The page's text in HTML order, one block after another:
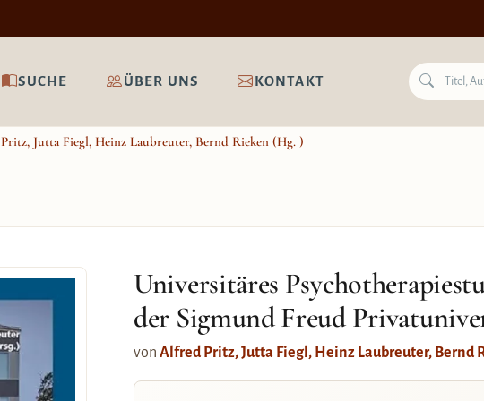
SUCHE ÜBER UNS KONTAKT
Jutta Fiegl, Heinz Laubreuter, Bernd Rieken (Hg. )
Universitäres
der Sigmund Freud
von Alfred Pritz, Jutta Fiegl, Heinz Laubreuter, Bernd